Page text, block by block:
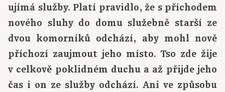
ujímá služby. Platí pravidlo, že s příchodem
nového sluhy do domu služebně starší ze
dvou komorníků odchází, aby mohl nově
příchozí zaujmout jeho místo. Tso zde žije
v celkově poklidném duchu a až přijde jeho
čas i on ze služby odchází. Ani ve způsobu